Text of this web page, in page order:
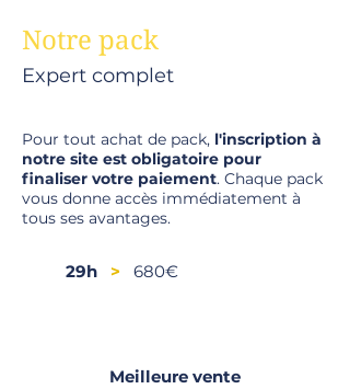
Notre pack
Expert complet
Pour tout achat de pack, l'inscription à
notre site est obligatoire pour
finaliser votre paiement. Chaque pack
vous donne accès immédiatement à
tous ses avantages.
29h > 680€
Meilleure vente